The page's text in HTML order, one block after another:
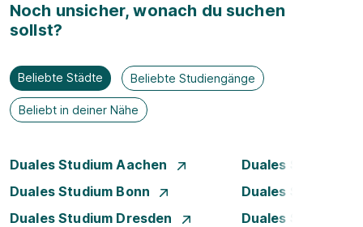
Noch unsicher, wonach du suchen
sollst?
Beliebte Städte Beliebte Studiengänge
Beliebt in deiner Nähe
Duales Studium Aachen
Duales Studium
Duales Studium Bonn
Duales Studium
Duales Studium Dresden
Duales Studium